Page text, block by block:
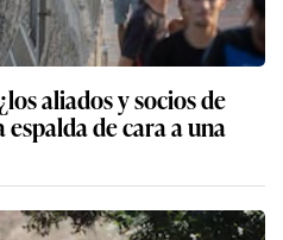
aliados y socios de
de cara a una